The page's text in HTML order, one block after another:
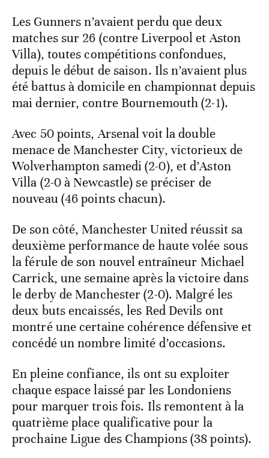
Les Gunners n’avaient perdu que deux
matches sur 26 (contre Liverpool et Aston
Villa), toutes compétitions confondues,
depuis le début de saison. Ils n’avaient plus
été battus à domicile en championnat depuis
mai dernier, contre Bournemouth (2-1).
Avec 50 points, Arsenal voit la double
menace de Manchester City, victorieux de
Wolverhampton samedi (2-0), et d’Aston
Villa (2-0 à Newcastle) se préciser de
nouveau (46 points chacun).
De son côté, Manchester United réussit sa
deuxième performance de haute volée sous
la férule de son nouvel entraîneur Michael
Carrick, une semaine après la victoire dans
le derby de Manchester (2-0). Malgré les
deux buts encaissés, les Red Devils ont
montré une certaine cohérence défensive et
concédé un nombre limité d’occasions.
En pleine confiance, ils ont su exploiter
chaque espace laissé par les Londoniens
pour marquer trois fois. Ils remontent à la
quatrième place qualificative pour la
prochaine Ligue des Champions (38 points).